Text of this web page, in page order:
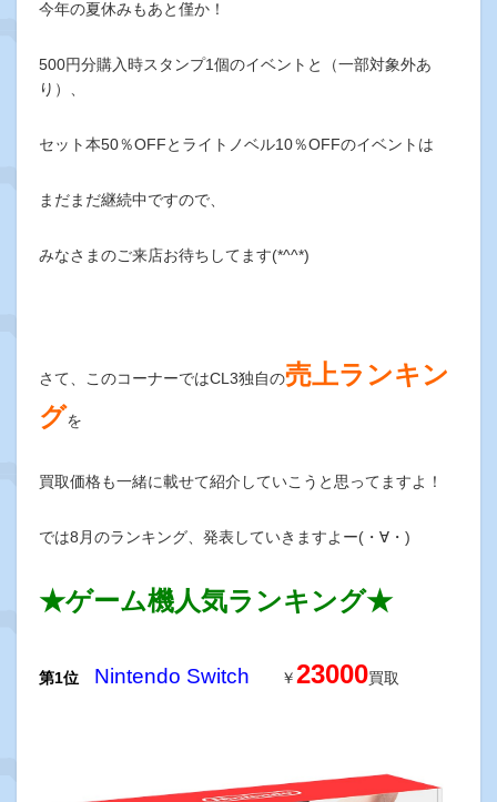
今年の夏休みもあと僅か！
500円分購入時スタンプ1個のイベントと（一部対象外あ
り）、
セット本50％OFFとライトノベル10％OFFのイベントは
まだまだ継続中ですので、
みなさまのご来店お待ちしてます(*^^*)
さて、このコーナーではCL3独自の売上ランキン
グを
買取価格も一緒に載せて紹介していこうと思ってますよ！
では8月のランキング、発表していきますよー(・∀・)
★ゲーム機人気ランキング★
第1位 Nintendo Switch ￥23000買取